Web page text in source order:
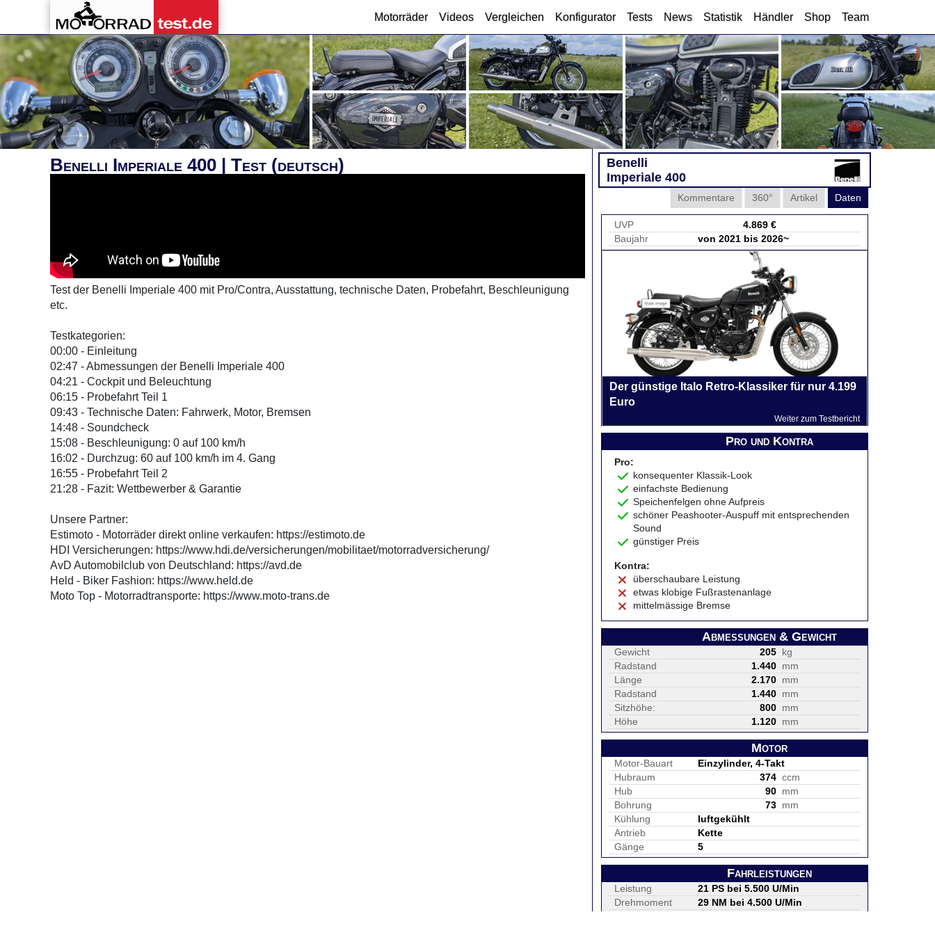
Motorräder Videos Vergleichen Konfigurator Tests News Statistik Händler Shop Team
Benelli Imperiale 400 | Test (deutsch)
Test der Benelli Imperiale 400 mit Pro/Contra, Ausstattung, technische Daten, Probefahrt, Beschleunigung
etc.
Testkategorien:
00:00 - Einleitung
02:47 - Abmessungen der Benelli Imperiale 400
04:21 - Cockpit und Beleuchtung
06:15 - Probefahrt Teil 1
09:43 - Technische Daten: Fahrwerk, Motor, Bremsen
14:48 - Soundcheck
15:08 - Beschleunigung: 0 auf 100 km/h
16:02 - Durchzug: 60 auf 100 km/h im 4. Gang
16:55 - Probefahrt Teil 2
21:28 - Fazit: Wettbewerber & Garantie
Unsere Partner:
Estimoto - Motorräder direkt online verkaufen: https://estimoto.de
HDI Versicherungen: https://www.hdi.de/versicherungen/mobilitaet/motorradversicherung/
AvD Automobilclub von Deutschland: https://avd.de
Held - Biker Fashion: https://www.held.de
Moto Top - Motorradtransporte: https://www.moto-trans.de
Benelli
Imperiale 400
Daten
Artikel
360°
Kommentare
UVP
4.869 €
Baujahr
von 2021 bis 2026~
Der günstige Italo Retro-Klassiker für nur 4.199
Euro
Weiter zum Testbericht
Pro und Kontra
Pro:
konsequenter Klassik-Look
einfachste Bedienung
Speichenfelgen ohne Aufpreis
schöner Peashooter-Auspuff mit entsprechenden
Sound
günstiger Preis
Kontra:
überschaubare Leistung
etwas klobige Fußrastenanlage
mittelmässige Bremse
Abmessungen & Gewicht
Gewicht 205 kg
Radstand
1.440 mm
Länge
2.170 mm
Radstand
1.440 mm
Sitzhöhe:
800 mm
Höhe
1.120 mm
Motor
Motor-Bauart
Einzylinder, 4-Takt
Hubraum
374 ccm
Hub
90 mm
Bohrung
73 mm
Kühlung
luftgekühlt
Antrieb
Kette
Gänge
5
Fahrleistungen
Leistung
21 PS bei 5.500 U/Min
Drehmoment
29 NM bei 4.500 U/Min